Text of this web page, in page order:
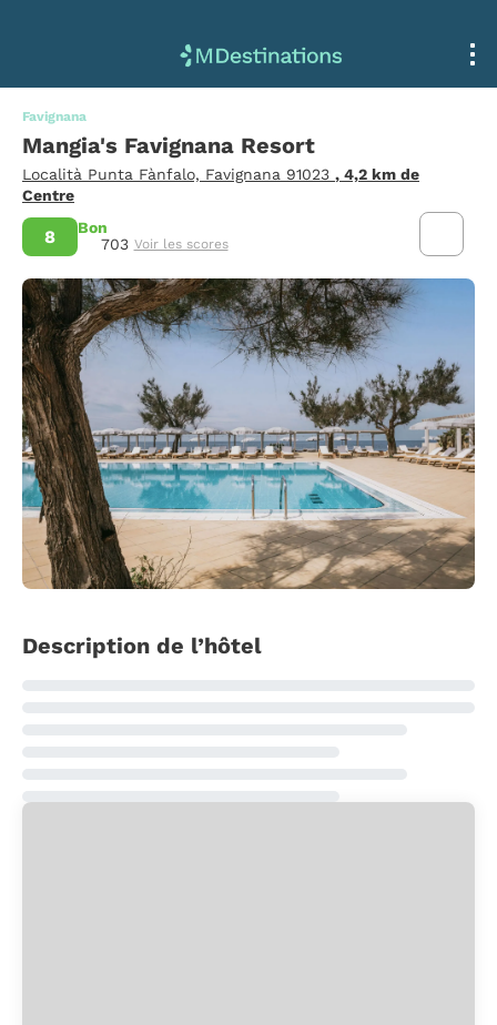
Favignana
Mangia's Favignana Resort
Località Punta Fànfalo, Favignana 91023 , 4,2 km de
Centre
8
Bon
703 Voir les scores
Description de l’hôtel